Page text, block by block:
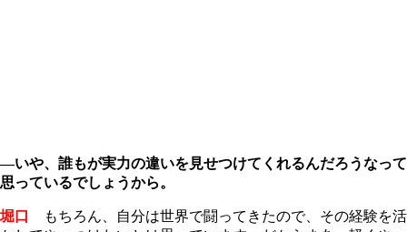
―いや、誰もが実力の違いを見せつけてくれるんだろうなって
思っているでしょうから。
堀口
もちろん、自分は世界で闘ってきたので、その経験を活